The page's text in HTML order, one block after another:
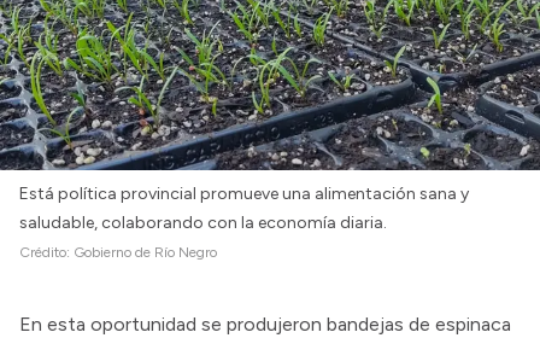
Está política provincial promueve una alimentación sana y
saludable, colaborando con la economía diaria.
Crédito: Gobierno de Río Negro
En esta oportunidad se produjeron bandejas de espinaca